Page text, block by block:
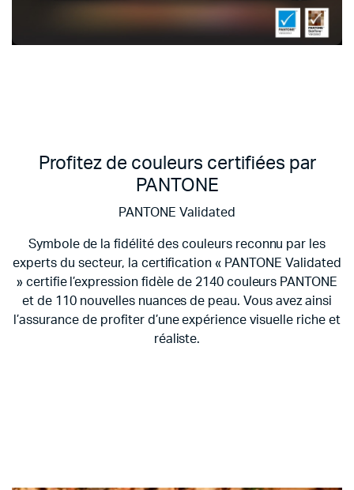
Profitez de couleurs certifiées par
PANTONE
PANTONE Validated
Symbole de la fidélité des couleurs reconnu par les
experts du secteur, la certification « PANTONE Validated
» certifie l’expression fidèle de 2140 couleurs PANTONE
et de 110 nouvelles nuances de peau. Vous avez ainsi
l’assurance de profiter d’une expérience visuelle riche et
réaliste.